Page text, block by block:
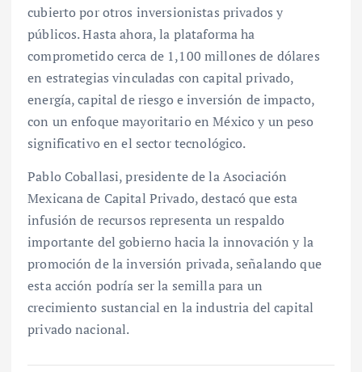
cubierto por otros inversionistas privados y
públicos. Hasta ahora, la plataforma ha
comprometido cerca de 1,100 millones de dólares
en estrategias vinculadas con capital privado,
energía, capital de riesgo e inversión de impacto,
con un enfoque mayoritario en México y un peso
significativo en el sector tecnológico.
Pablo Coballasi, presidente de la Asociación
Mexicana de Capital Privado, destacó que esta
infusión de recursos representa un respaldo
importante del gobierno hacia la innovación y la
promoción de la inversión privada, señalando que
esta acción podría ser la semilla para un
crecimiento sustancial en la industria del capital
privado nacional.